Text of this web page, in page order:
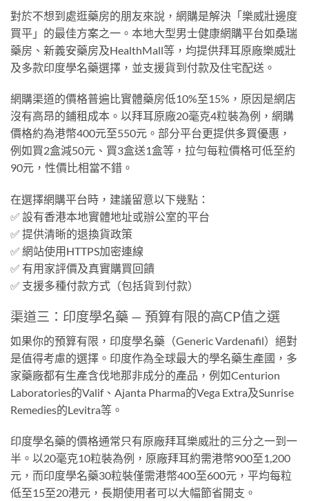
對於不想到處逛藥房的朋友來說，網購是解決「樂威壯邊度
買平」的最佳方案之一。本地大型男士健康網購平台如桑瑞
藥房、新義安藥房及HealthMall等，均提供拜耳原廠樂威壯
及多款印度學名藥選擇，並支援貨到付款及住宅配送。
網購渠道的價格普遍比實體藥房低10%至15%，原因是網店
沒有高昂的鋪租成本。以拜耳原廠20毫克4粒裝為例，網購
價格約為港幣400元至550元。部分平台更提供多買優惠，
例如買2盒減50元、買3盒送1盒等，拉勻每粒價格可低至約
90元，性價比相當不錯。
在選擇網購平台時，建議留意以下幾點：
✅ 設有香港本地實體地址或辦公室的平台
✅ 提供清晰的退換貨政策
✅ 網站使用HTTPS加密連線
✅ 有用家評價及真實購買回饋
✅ 支援多種付款方式（包括貨到付款）
渠道三：印度學名藥 — 預算有限的高CP值之選
如果你的預算有限，印度學名藥（Generic Vardenafil）絕對
是值得考慮的選擇。印度作為全球最大的學名藥生產國，多
家藥廠都有生產含伐地那非成分的產品，例如Centurion
Laboratories的Valif、Ajanta Pharma的Vega Extra及Sunrise
Remedies的Levitra等。
印度學名藥的價格通常只有原廠拜耳樂威壯的三分之一到一
半。以20毫克10粒裝為例，原廠拜耳約需港幣900至1,200
元，而印度學名藥30粒裝僅需港幣400至600元，平均每粒
低至15至20港元，長期使用者可以大幅節省開支。